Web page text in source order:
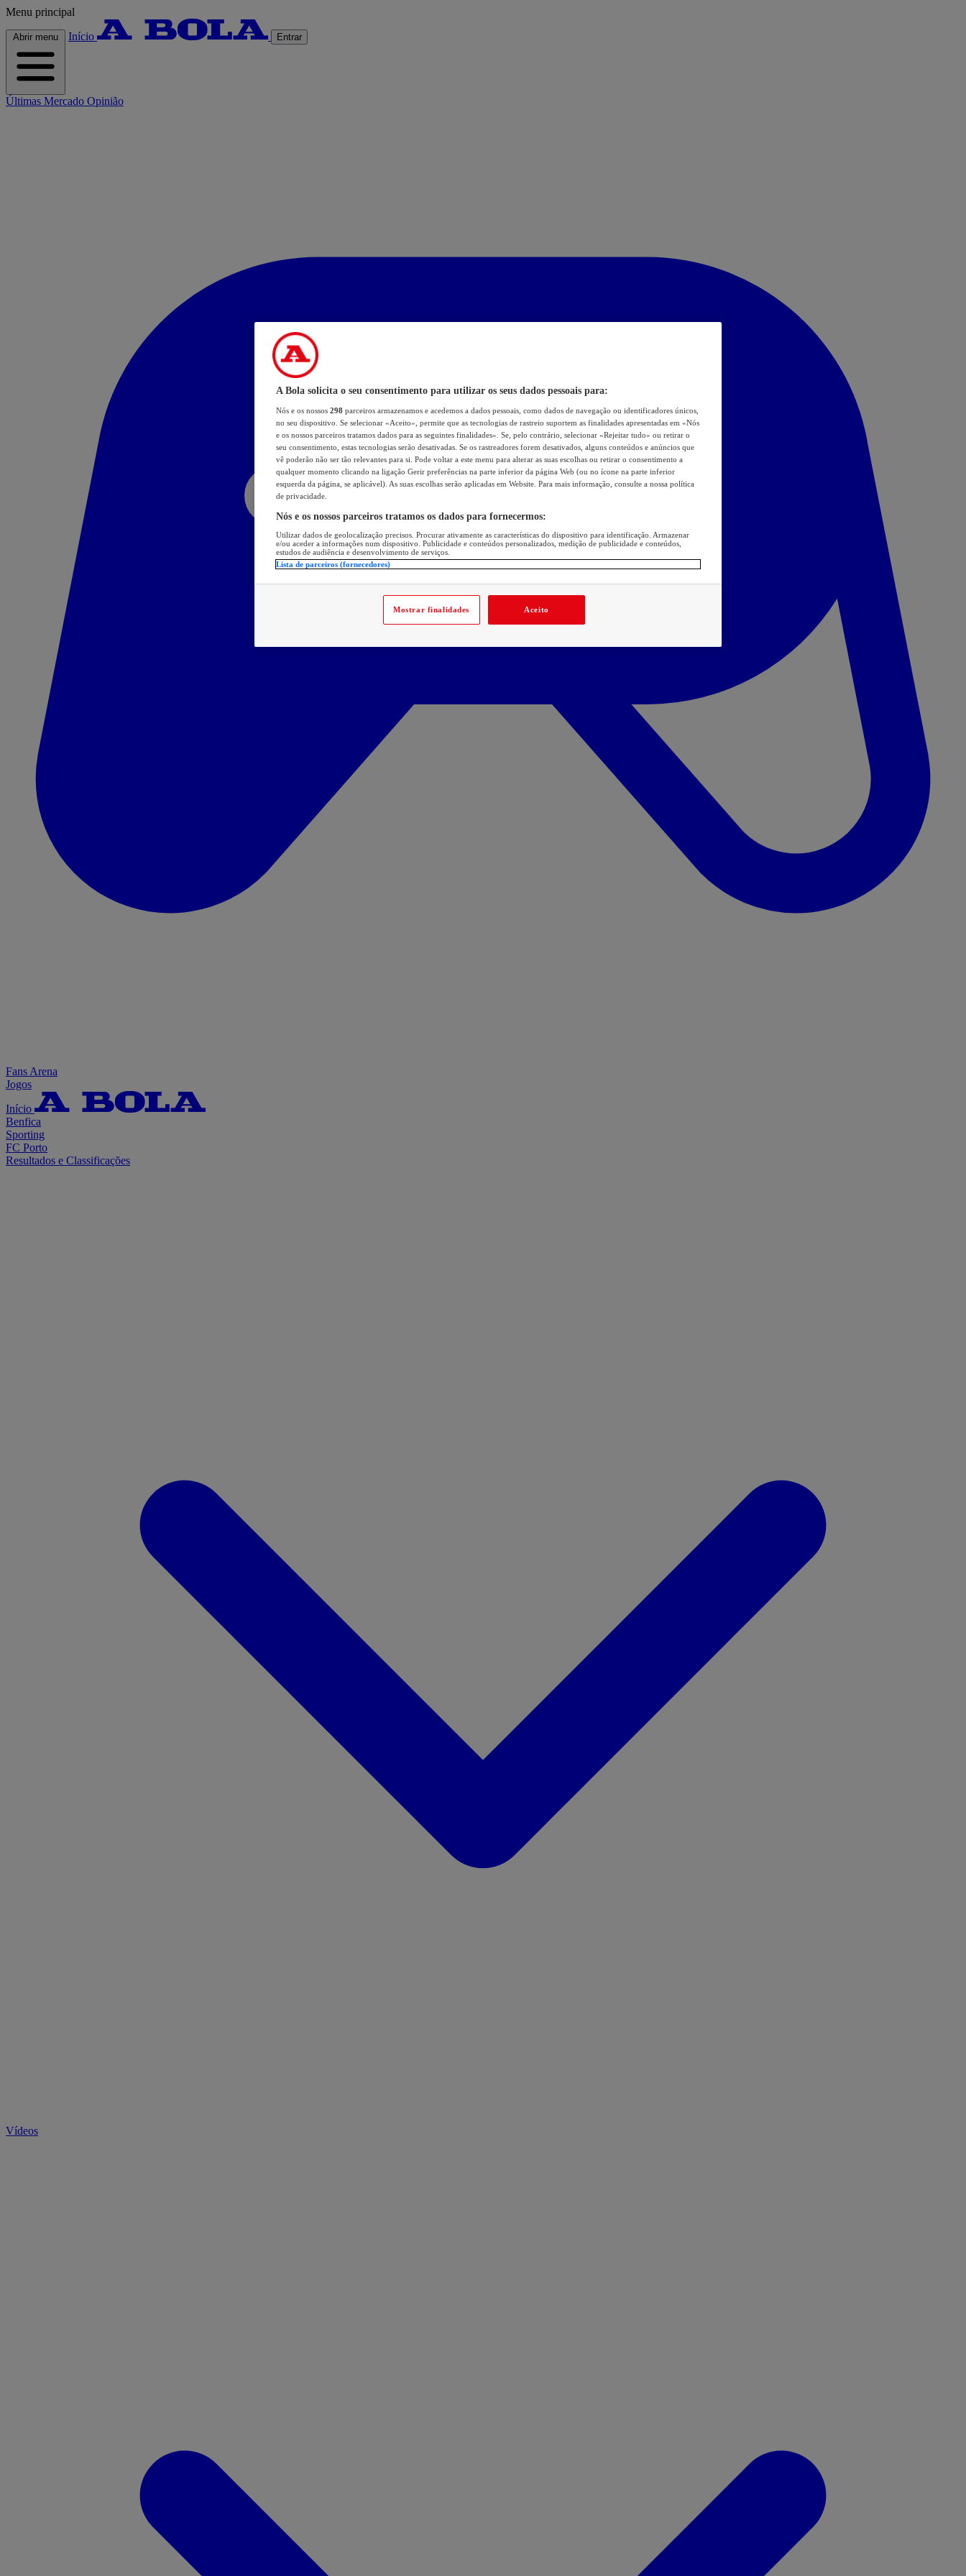
Menu principal
Abrir menu Início Entrar
Últimas Mercado Opinião
Fans Arena
Jogos
Início
Benfica
Sporting
FC Porto
Resultados e Classificações
Vídeos
A Bola solicita o seu consentimento para utilizar os seus dados pessoais para:
Nós e os nossos 298 parceiros armazenamos e acedemos a dados pessoais, como dados de navegação ou identificadores únicos,
no seu dispositivo. Se selecionar «Aceito», permite que as tecnologias de rastreio suportem as finalidades apresentadas em «Nós
e os nossos parceiros tratamos dados para as seguintes finalidades». Se, pelo contrário, selecionar «Rejeitar tudo» ou retirar o
seu consentimento, estas tecnologias serão desativadas. Se os rastreadores forem desativados, alguns conteúdos e anúncios que
vê poderão não ser tão relevantes para si. Pode voltar a este menu para alterar as suas escolhas ou retirar o consentimento a
qualquer momento clicando na ligação Gerir preferências na parte inferior da página Web (ou no ícone na parte inferior
esquerda da página, se aplicável). As suas escolhas serão aplicadas em Website. Para mais informação, consulte a nossa política
de privacidade.
Nós e os nossos parceiros tratamos os dados para fornecermos:
Utilizar dados de geolocalização precisos. Procurar ativamente as características do dispositivo para identificação. Armazenar
e/ou aceder a informações num dispositivo. Publicidade e conteúdos personalizados, medição de publicidade e conteúdos,
estudos de audiência e desenvolvimento de serviços.
Lista de parceiros (fornecedores)
Mostrar finalidades Aceito